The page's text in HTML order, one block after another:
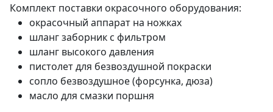
Комплект поставки окрасочного оборудования:
окрасочный аппарат на ножках
шланг заборник с фильтром
шланг высокого давления
пистолет для безвоздушной покраски
сопло безвоздушное (форсунка, дюза)
масло для смазки поршня